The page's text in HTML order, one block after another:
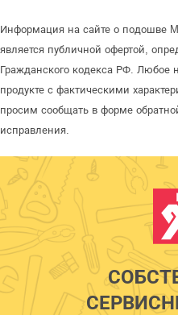
Информация на сайте о подошве
является публичной офертой,
Гражданского кодекса РФ. Любое
продукте с фактическими
просим сообщать в форме
исправления.